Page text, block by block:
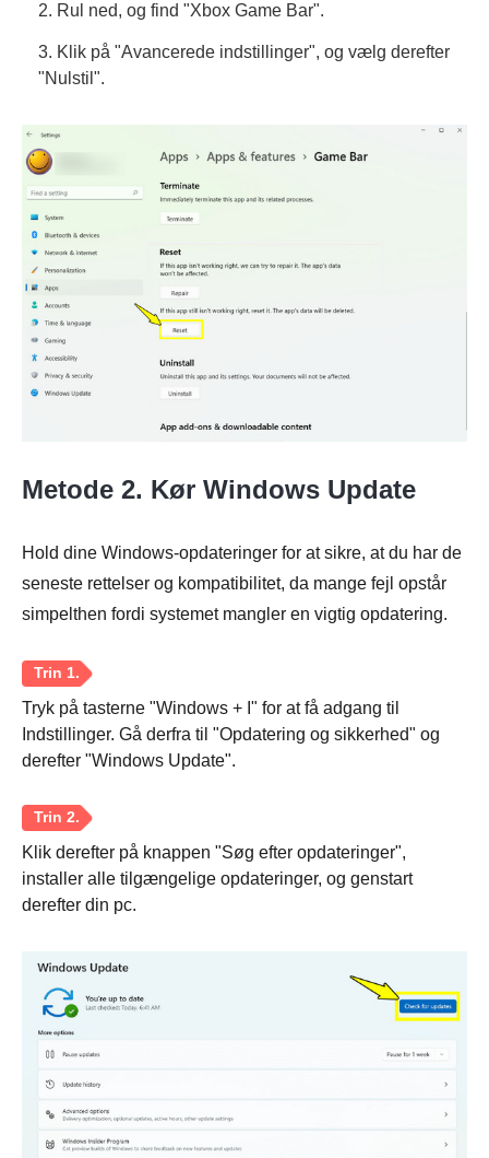
2. Rul ned, og find "Xbox Game Bar".
3. Klik på "Avancerede indstillinger", og vælg derefter
"Nulstil".
Metode 2. Kør Windows Update
Hold dine Windows-opdateringer for at sikre, at du har de
seneste rettelser og kompatibilitet, da mange fejl opstår
simpelthen fordi systemet mangler en vigtig opdatering.
Tryk på tasterne "Windows + I" for at få adgang til
Indstillinger. Gå derfra til "Opdatering og sikkerhed" og
derefter "Windows Update".
Klik derefter på knappen "Søg efter opdateringer",
installer alle tilgængelige opdateringer, og genstart
derefter din pc.